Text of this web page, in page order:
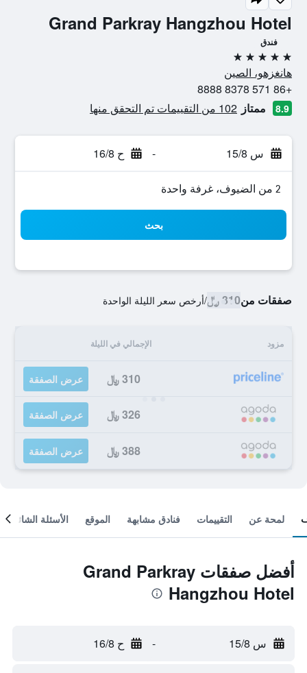
Grand Parkray Hangzhou Hotel
فندق
5 نجوم
هانغزهو، الصين
+86 571 8378 8888
8.9 ممتاز 102 من التقييمات تم التحقق منها
س 15/8 - ح 16/8
2 من الضيوف، غرفة واحدة
بحث
صفقات من310 ﷼ /أرخص سعر الليلة الواحدة
مزود الإجمالي في الليلة
310 ﷼ عرض الصفقة
326 ﷼ عرض الصفقة
388 ﷼ عرض الصفقة
لمحة عن التقييمات فنادق مشابهة الموقع الأسئلة الشائعة
أفضل صفقات Grand Parkray
Hangzhou Hotel
س 15/8 - ح 16/8